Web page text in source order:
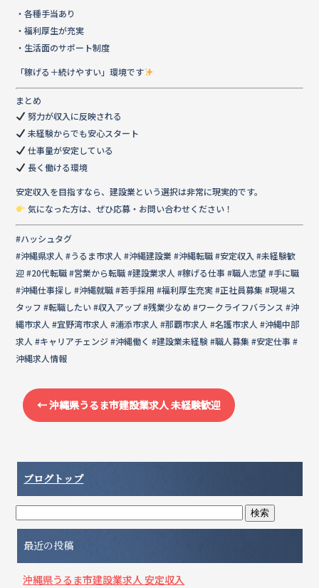
・各種手当あり
・福利厚生が充実
・生活面のサポート制度
「稼げる＋続けやすい」環境です
まとめ
努力が収入に反映される
未経験からでも安心スタート
仕事量が安定している
長く働ける環境
安定収入を目指すなら、建設業という選択は非常に現実的です。
気になった方は、ぜひ応募・お問い合わせください！
#ハッシュタグ
#沖縄県求人 #うるま市求人 #沖縄建設業 #沖縄転職 #安定収入 #未経験歓
迎 #20代転職 #営業から転職 #建設業求人 #稼げる仕事 #職人志望 #手に職
#沖縄仕事探し #沖縄就職 #若手採用 #福利厚生充実 #正社員募集 #現場ス
タッフ #転職したい #収入アップ #残業少なめ #ワークライフバランス #沖
縄市求人 #宜野湾市求人 #浦添市求人 #那覇市求人 #名護市求人 #沖縄中部
求人 #キャリアチェンジ #沖縄働く #建設業未経験 #職人募集 #安定仕事 #
沖縄求人情報
←沖縄県うるま市建設業求人 未経験歓迎
ブログトップ
最近の投稿
沖縄県うるま市建設業求人 安定収入